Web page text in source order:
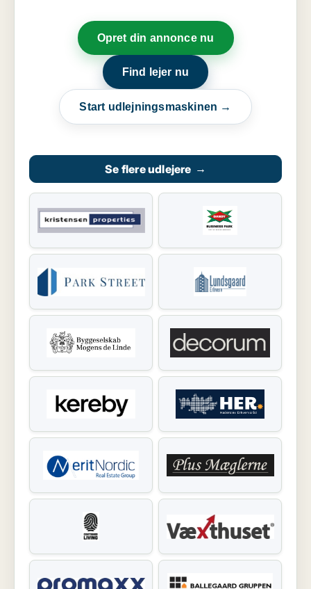
Opret din annonce nu
Find lejer nu
Start udlejningsmaskinen →
Se flere udlejere →